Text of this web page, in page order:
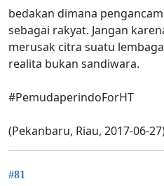
bedakan dimana
sebagai rakyat. Jangan
merusak citra suatu
realita bukan sandiwara.
#PemudaperindoForHT
(Pekanbaru, Riau, 2017-06-
#81